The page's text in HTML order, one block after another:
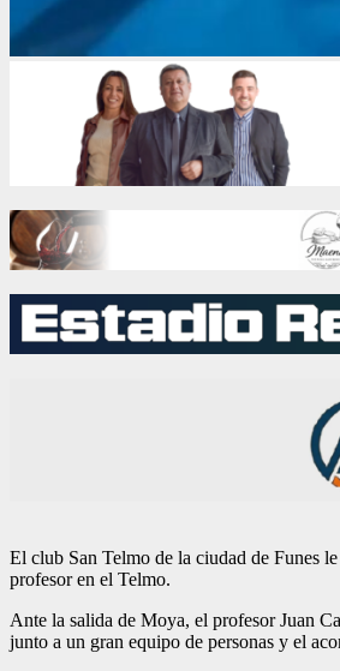
El club San Telmo de la ciudad de Funes
profesor en el Telmo.
Ante la salida de Moya, el profesor Juan
junto a un gran equipo de personas y el